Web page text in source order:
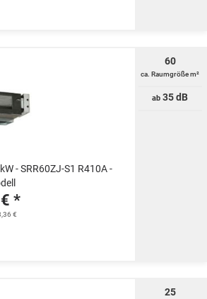
- SRR60ZJ-S1 R410A -
*
€
60
ca. Raumgröße m²
ab 35 dB
25